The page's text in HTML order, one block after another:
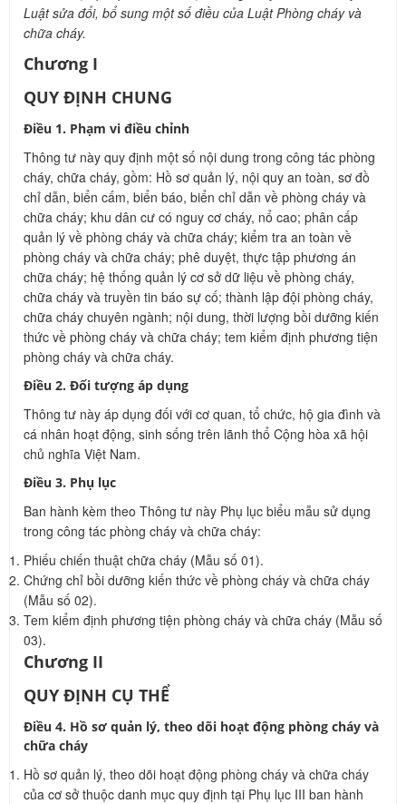
Luật sửa đổi, bổ sung một số điều của Luật Phòng cháy và
chữa cháy.
Chương I
QUY ĐỊNH CHUNG
Điều 1. Phạm vi điều chỉnh
Thông tư này quy định một số nội dung trong công tác phòng
cháy, chữa cháy, gồm: Hồ sơ quản lý, nội quy an toàn, sơ đồ
chỉ dẫn, biển cấm, biển báo, biển chỉ dẫn về phòng cháy và
chữa cháy; khu dân cư có nguy cơ cháy, nổ cao; phân cấp
quản lý về phòng cháy và chữa cháy; kiểm tra an toàn về
phòng cháy và chữa cháy; phê duyệt, thực tập phương án
chữa cháy; hệ thống quản lý cơ sở dữ liệu về phòng cháy,
chữa cháy và truyền tin báo sự cố; thành lập đội phòng cháy,
chữa cháy chuyên ngành; nội dung, thời lượng bồi dưỡng kiến
thức về phòng cháy và chữa cháy; tem kiểm định phương tiện
phòng cháy và chữa cháy.
Điều 2. Đối tượng áp dụng
Thông tư này áp dụng đối với cơ quan, tổ chức, hộ gia đình và
cá nhân hoạt động, sinh sống trên lãnh thổ Cộng hòa xã hội
chủ nghĩa Việt Nam.
Điều 3. Phụ lục
Ban hành kèm theo Thông tư này Phụ lục biểu mẫu sử dụng
trong công tác phòng cháy và chữa cháy:
Phiếu chiến thuật chữa cháy (Mẫu số 01).
Chứng chỉ bồi dưỡng kiến thức về phòng cháy và chữa cháy
(Mẫu số 02).
Tem kiểm định phương tiện phòng cháy và chữa cháy (Mẫu số
03).
Chương II
QUY ĐỊNH CỤ THỂ
Điều 4. Hồ sơ quản lý, theo dõi hoạt động phòng cháy và
chữa cháy
Hồ sơ quản lý, theo dõi hoạt động phòng cháy và chữa cháy
của cơ sở thuộc danh mục quy định tại Phụ lục III ban hành